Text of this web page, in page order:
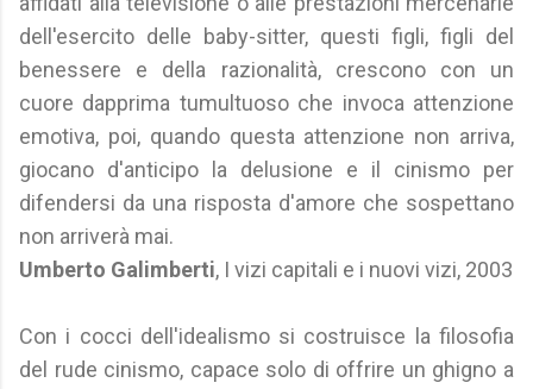
dell'esercito delle baby-sitter, questi figli, figli del
benessere e della razionalità, crescono con un
cuore dapprima tumultuoso che invoca attenzione
emotiva, poi, quando questa attenzione non arriva,
giocano d'anticipo la delusione e il cinismo per
difendersi da una risposta d'amore che sospettano
non arriverà mai.
Umberto Galimberti, I vizi capitali e i nuovi vizi, 2003
Con i cocci dell'idealismo si costruisce la filosofia
del rude cinismo, capace solo di offrire un ghigno a